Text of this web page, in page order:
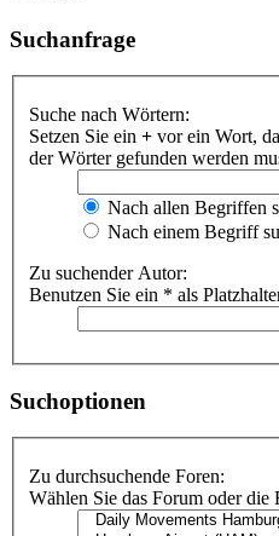
Suchanfrage
Suche nach Wörtern:
Setzen Sie ein + vor ein Wort,
der Wörter gefunden werden
Nach allen Begriffen
Nach einem Begriff
Zu suchender Autor:
Benutzen Sie ein * als
Suchoptionen
Zu durchsuchende Foren:
Wählen Sie das Forum oder die